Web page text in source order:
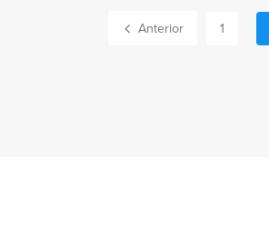
Anterior 1